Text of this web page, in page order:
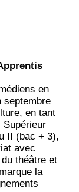
en
septembre
en tant
Supérieur
II (bac + 3),
avec
théâtre et
la